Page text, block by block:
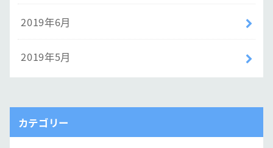
2019年6月
2019年5月
カテゴリー